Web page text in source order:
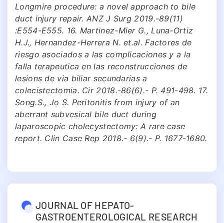
Longmire procedure: a novel approach to bile
duct injury repair. ANZ J Surg 2019.-89(11)
:E554-E555. 16. Martinez-Mier G., Luna-Ortiz
H.J., Hernandez-Herrera N. et.al. Factores de
riesgo asociados a las complicaciones y a la
falla terapeutica en las reconstrucciones de
lesions de via biliar secundarias a
colecistectomia. Cir 2018.-86(6).- Р. 491-498. 17.
Song.S., Jo S. Peritonitis from injury of an
aberrant subvesical bile duct during
laparoscopic cholecystectomy: A rare case
report. Clin Case Rep 2018.- 6(9).- Р. 1677-1680.
JOURNAL OF HEPATO-
GASTROENTEROLOGICAL RESEARCH